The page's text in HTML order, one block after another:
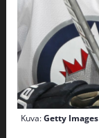
Kuva:Getty Images